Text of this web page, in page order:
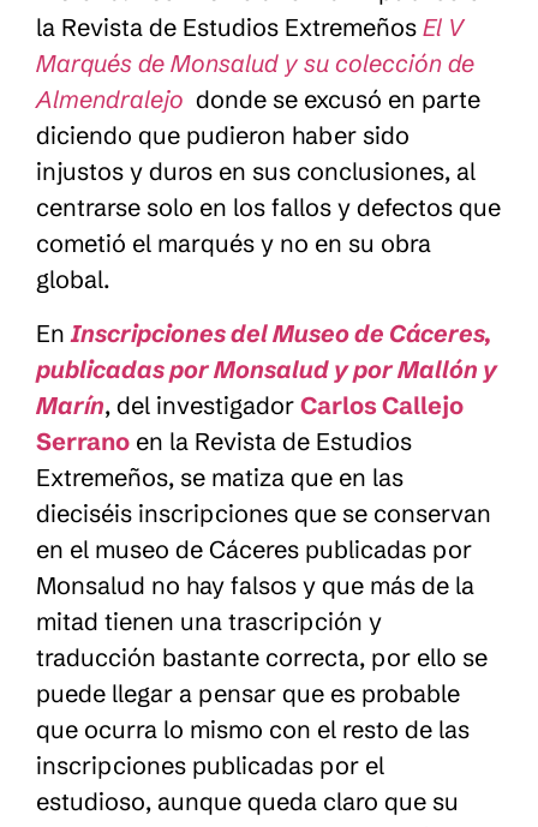
la Revista de Estudios Extremeños El V
Marqués de Monsalud y su colección de
Almendralejo donde se excusó en parte
diciendo que pudieron haber sido
injustos y duros en sus conclusiones, al
centrarse solo en los fallos y defectos que
cometió el marqués y no en su obra
global.
En Inscripciones del Museo de Cáceres,
publicadas por Monsalud y por Mallón y
Marín, del investigador Carlos Callejo
Serrano en la Revista de Estudios
Extremeños, se matiza que en las
dieciséis inscripciones que se conservan
en el museo de Cáceres publicadas por
Monsalud no hay falsos y que más de la
mitad tienen una trascripción y
traducción bastante correcta, por ello se
puede llegar a pensar que es probable
que ocurra lo mismo con el resto de las
inscripciones publicadas por el
estudioso, aunque queda claro que su